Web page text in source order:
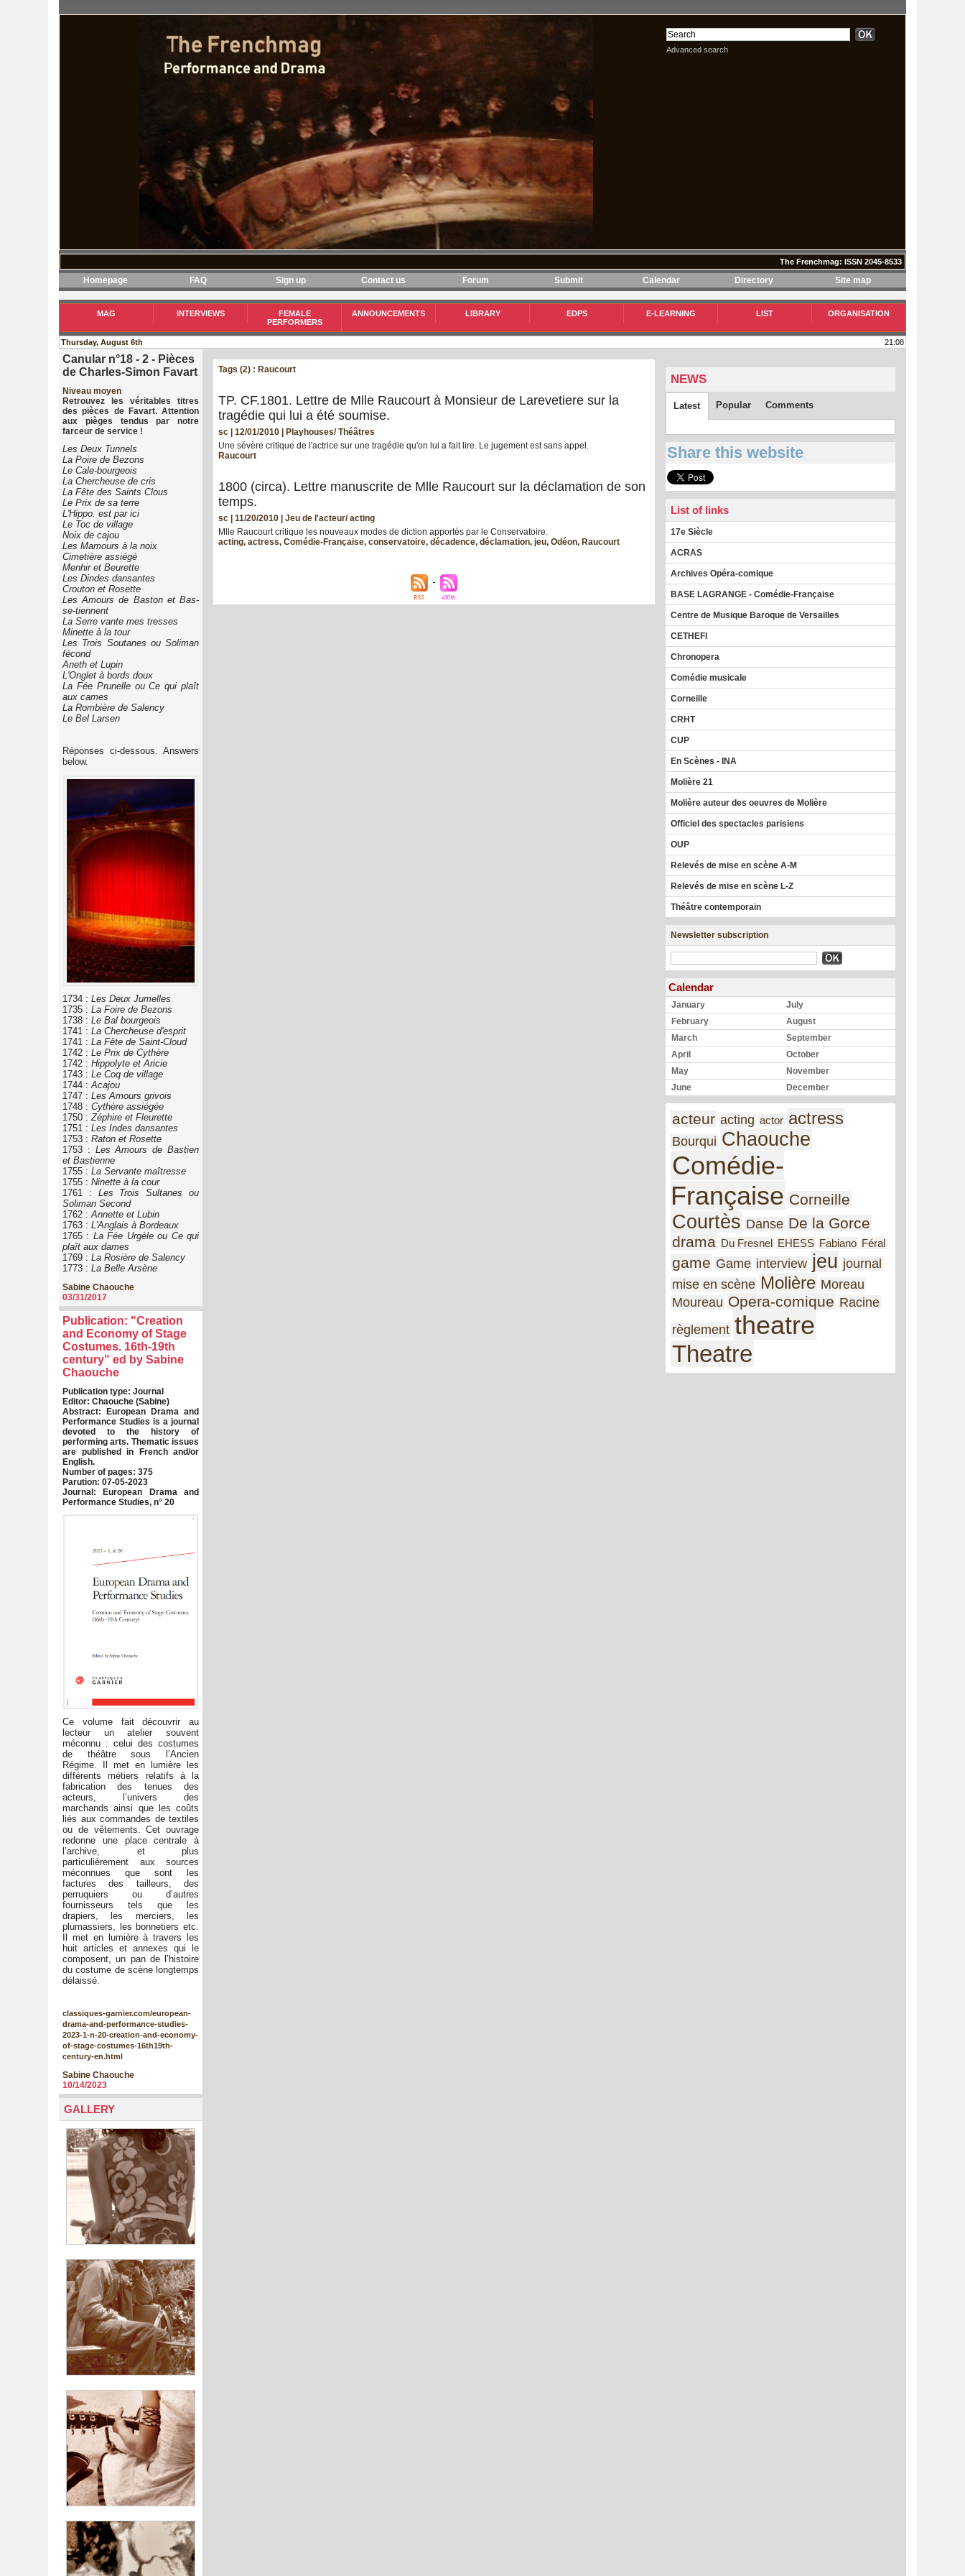
Advanced search
The Frenchmag: ISSN 2045-8533
Homepage FAQ Sign up Contact us Forum Submit Calendar Directory Site map
MAG INTERVIEWS
FEMALE
PERFORMERS
ANNOUNCEMENTS LIBRARY EDPS E-LEARNING LIST ORGANISATION
Thursday, August 6th 21:08
Canular n°18 - 2 - Pièces
de Charles-Simon Favart
Niveau moyen
Retrouvez les véritables titres
des pièces de Favart. Attention
aux pièges tendus par notre
farceur de service !
Les Deux Tunnels
La Poire de Bezons
Le Cale-bourgeois
La Chercheuse de cris
La Fête des Saints Clous
Le Prix de sa terre
L'Hippo. est par ici
Le Toc de village
Noix de cajou
Les Mamours à la noix
Cimetière assiégé
Menhir et Beurette
Les Dindes dansantes
Crouton et Rosette
Les Amours de Baston et Bas-
se-tiennent
La Serre vante mes tresses
Minette à la tour
Les Trois Soutanes ou Soliman
fécond
Aneth et Lupin
L'Onglet à bords doux
La Fée Prunelle ou Ce qui plaît
aux cames
La Rombière de Salency
Le Bel Larsen
Réponses ci-dessous. Answers
below.
1734 : Les Deux Jumelles
1735 : La Foire de Bezons
1738 : Le Bal bourgeois
1741 : La Chercheuse d'esprit
1741 : La Fête de Saint-Cloud
1742 : Le Prix de Cythère
1742 : Hippolyte et Aricie
1743 : Le Coq de village
1744 : Acajou
1747 : Les Amours grivois
1748 : Cythère assiégée
1750 : Zéphire et Fleurette
1751 : Les Indes dansantes
1753 : Raton et Rosette
1753 : Les Amours de Bastien
et Bastienne
1755 : La Servante maîtresse
1755 : Ninette à la cour
1761 : Les Trois Sultanes ou
Soliman Second
1762 : Annette et Lubin
1763 : L'Anglais à Bordeaux
1765 : La Fée Urgèle ou Ce qui
plaît aux dames
1769 : La Rosière de Salency
1773 : La Belle Arsène
Sabine Chaouche
03/31/2017
Publication: "Creation
and Economy of Stage
Costumes. 16th-19th
century" ed by Sabine
Chaouche
Publication type: Journal
Editor: Chaouche (Sabine)
Abstract: European Drama and
Performance Studies is a journal
devoted to the history of
performing arts. Thematic issues
are published in French and/or
English.
Number of pages: 375
Parution: 07-05-2023
Journal: European Drama and
Performance Studies, n° 20
Ce volume fait découvrir au
lecteur un atelier souvent
méconnu : celui des costumes
de théâtre sous l’Ancien
Régime. Il met en lumière les
différents métiers relatifs à la
fabrication des tenues des
acteurs, l’univers des
marchands ainsi que les coûts
liés aux commandes de textiles
ou de vêtements. Cet ouvrage
redonne une place centrale à
l’archive, et plus
particulièrement aux sources
méconnues que sont les
factures des tailleurs, des
perruquiers ou d’autres
fournisseurs tels que les
drapiers, les merciers, les
plumassiers, les bonnetiers etc.
Il met en lumière à travers les
huit articles et annexes qui le
composent, un pan de l’histoire
du costume de scène longtemps
délaissé.
classiques-garnier.com/european-
drama-and-performance-studies-
2023-1-n-20-creation-and-economy-
of-stage-costumes-16th19th-
century-en.html
Sabine Chaouche
10/14/2023
GALLERY
Tags (2) : Raucourt
TP. CF.1801. Lettre de Mlle Raucourt à Monsieur de Larevetiere sur la
tragédie qui lui a été soumise.
sc | 12/01/2010
Playhouses/ Théâtres
Une sévère critique de l'actrice sur une tragédie qu'on lui a fait lire. Le jugement est sans appel.
Raucourt
1800 (circa). Lettre manuscrite de Mlle Raucourt sur la déclamation de son
temps.
sc | 11/20/2010
Jeu de l'acteur/ acting
Mlle Raucourt critique les nouveaux modes de diction apportés par le Conservatoire.
acting, actress, Comédie-Française, conservatoire, décadence, déclamation, jeu, Odéon, Raucourt
NEWS
Latest Popular Comments
Share this website
List of links
17e Siècle
ACRAS
Archives Opéra-comique
BASE LAGRANGE - Comédie-Française
Centre de Musique Baroque de Versailles
CETHEFI
Chronopera
Comédie musicale
Corneille
CRHT
CUP
En Scènes - INA
Molière 21
Molière auteur des oeuvres de Molière
Officiel des spectacles parisiens
OUP
Relevés de mise en scène A-M
Relevés de mise en scène L-Z
Théâtre contemporain
Newsletter subscription
Calendar
January
February
March
April
May
June
July
August
September
October
November
December
acteur acting actor actress
Bourqui Chaouche
Comédie-
Française Corneille
Courtès Danse De la Gorce
drama Du Fresnel EHESS Fabiano Féral
game Game interview jeu journal
mise en scène Molière Moreau
Moureau Opera-comique Racine
règlement theatre
Theatre